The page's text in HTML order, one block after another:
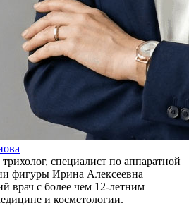
специалист по аппаратной
фигуры Ирина Алексеевна
врач с более чем 12-летним
и косметологии.